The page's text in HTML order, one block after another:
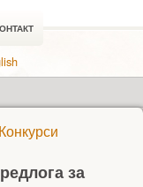
Конкурси
за